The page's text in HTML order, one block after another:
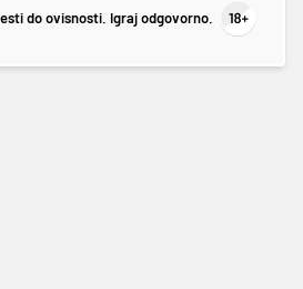
do ovisnosti. Igraj odgovorno.